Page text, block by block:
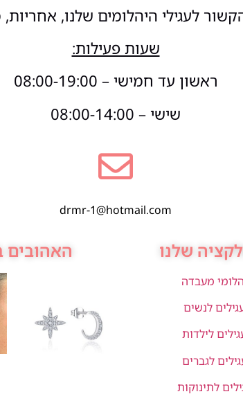
לעגילי היהלומים שלנו,
שעות פעילות:
ראשון עד חמישי – 08:00-19:00
שישי – 08:00-14:00
drmr-1@hotmail.com
שלנו
מעבדה
לנשים
לילדות
לגברים
לתינוקות
האהובים